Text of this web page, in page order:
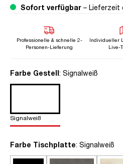
Sofort verfügbar – Lieferzeit
Professionelle & schnelle 2-
Personen-Lieferung
Individueller
Live-
Farbe Gestellauswählen
: Signalweiß
Signalweiß
Farbe Tischplatteauswählen
: Signalweiß